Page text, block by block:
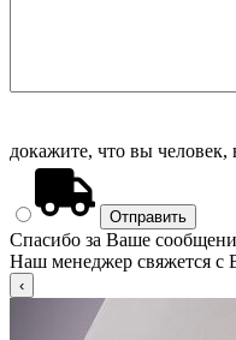
докажите, что вы человек,
Спасибо за Ваше
Наш менеджер свяжется с